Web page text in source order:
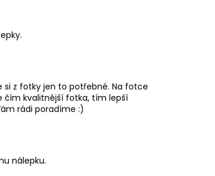
z fotky jen to potřebné. Na fotce
čím kvalitnější fotka, tím lepší
rádi poradíme :)
nálepku.